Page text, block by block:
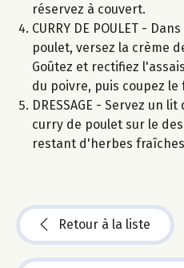
réservez à couvert.
CURRY DE POULET -
poulet, versez la crème
Goûtez et rectifiez
du poivre, puis coupez le
DRESSAGE - Servez un
curry de poulet sur le
restant d'herbes
Retour à la liste